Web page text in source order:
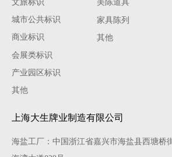
文旅标识
城市公共标识
商业标识
会展类标识
产业园区标识
其他
美陈道具
家具陈列
其他
上海大生牌业制造有限公司
海盐工厂：中国浙江省嘉兴市海盐县西塘桥